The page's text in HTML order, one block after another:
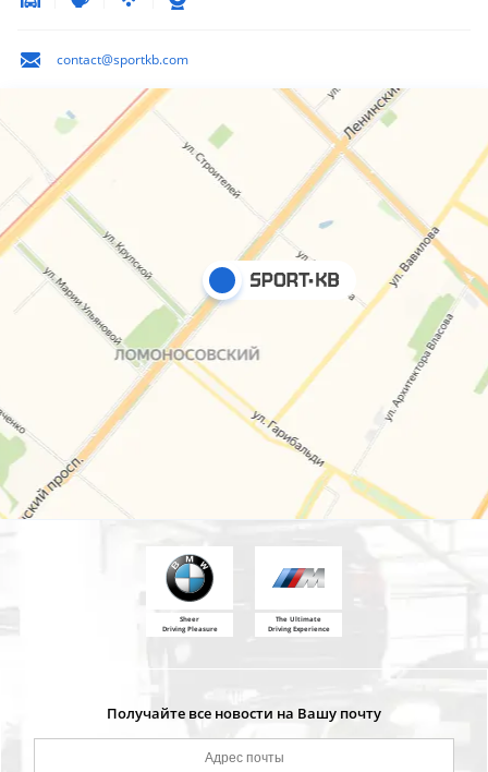
contact@sportkb.com
Sheer
Driving Pleasure
The Ultimate
Driving Experience
Получайте все новости на Вашу почту